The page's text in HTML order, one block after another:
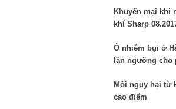
Khuyến mại khi
khí Sharp
Ô nhiễm bụi ở
lần ngưỡng cho
Mối nguy hại từ
cao điểm